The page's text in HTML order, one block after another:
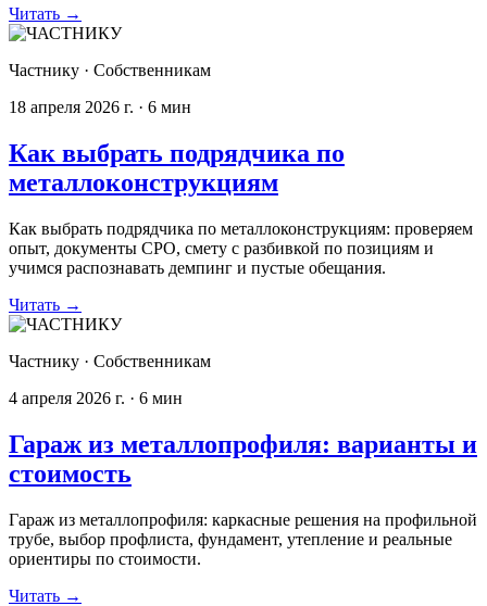
Читать →
Частнику · Собственникам
18 апреля 2026 г. · 6 мин
Как выбрать подрядчика по
металлоконструкциям
Как выбрать подрядчика по металлоконструкциям: проверяем
опыт, документы СРО, смету с разбивкой по позициям и
учимся распознавать демпинг и пустые обещания.
Читать →
Частнику · Собственникам
4 апреля 2026 г. · 6 мин
Гараж из металлопрофиля: варианты и
стоимость
Гараж из металлопрофиля: каркасные решения на профильной
трубе, выбор профлиста, фундамент, утепление и реальные
ориентиры по стоимости.
Читать →